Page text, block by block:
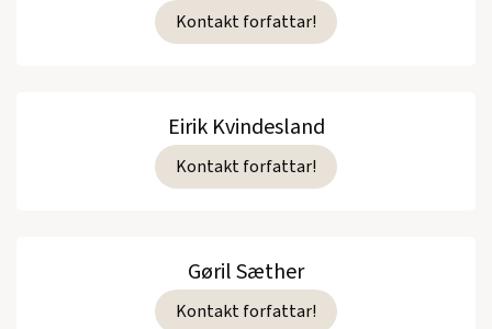
Kontakt forfattar!
Eirik Kvindesland
Kontakt forfattar!
Gøril Sæther
Kontakt forfattar!